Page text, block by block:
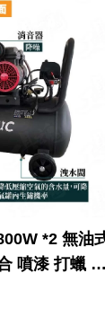
*2 無油
噴漆 打蠟 空